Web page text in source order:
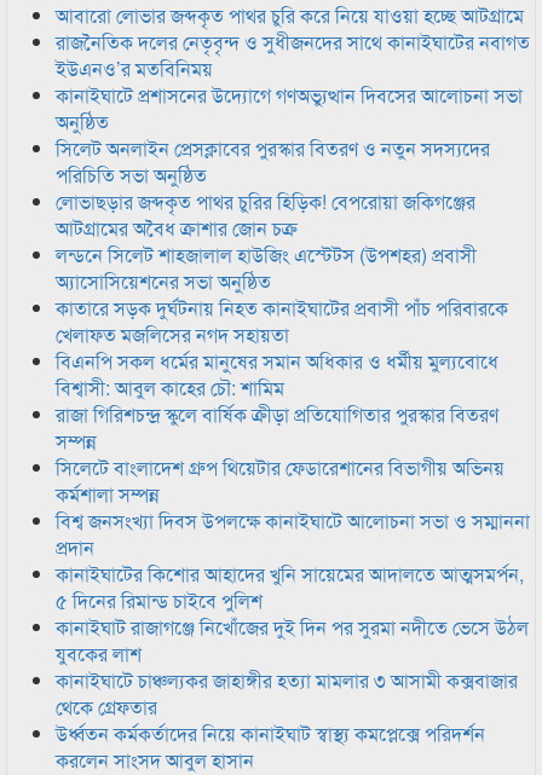
আবারো লোভার জব্দকৃত পাথর চুরি করে নিয়ে যাওয়া হচ্ছে আটগ্রামে
রাজনৈতিক দলের নেতৃবৃন্দ ও সুধীজনদের সাথে কানাইঘাটের নবাগত
ইউএনও’র মতবিনিময়
কানাইঘাটে প্রশাসনের উদ্যোগে গণঅভ্যুত্থান দিবসের আলোচনা সভা
অনুষ্ঠিত
সিলেট অনলাইন প্রেসক্লাবের পুরস্কার বিতরণ ও নতুন সদস্যদের
পরিচিতি সভা অনুষ্ঠিত
লোভাছড়ার জব্দকৃত পাথর চুরির হিড়িক! বেপরোয়া জকিগঞ্জের
আটগ্রামের অবৈধ ক্রাশার জোন চক্র
লন্ডনে সিলেট শাহজালাল হাউজিং এস্টেটস (উপশহর) প্রবাসী
অ্যাসোসিয়েশনের সভা অনুষ্ঠিত
কাতারে সড়ক দুর্ঘটনায় নিহত কানাইঘাটের প্রবাসী পাঁচ পরিবারকে
খেলাফত মজলিসের নগদ সহায়তা
বিএনপি সকল ধর্মের মানুষের সমান অধিকার ও ধর্মীয় মুল্যবোধে
বিশ্বাসী: আবুল কাহের চৌ: শামিম
রাজা গিরিশচন্দ্র স্কুলে বার্ষিক ক্রীড়া প্রতিযোগিতার পুরস্কার বিতরণ
সম্পন্ন
সিলেটে বাংলাদেশ গ্রুপ থিয়েটার ফেডারেশানের বিভাগীয় অভিনয়
কর্মশালা সম্পন্ন
বিশ্ব জনসংখ্যা দিবস উপলক্ষে কানাইঘাটে আলোচনা সভা ও সম্মাননা
প্রদান
কানাইঘাটের কিশোর আহাদের খুনি সায়েমের আদালতে আত্মসমর্পন,
৫ দিনের রিমান্ড চাইবে পুলিশ
কানাইঘাট রাজাগঞ্জে নিখোঁজের দুই দিন পর সুরমা নদীতে ভেসে উঠল
যুবকের লাশ
কানাইঘাটে চাঞ্চল্যকর জাহাঙ্গীর হত্যা মামলার ৩ আসামী কক্সবাজার
থেকে গ্রেফতার
উর্ধ্বতন কর্মকর্তাদের নিয়ে কানাইঘাট স্বাস্থ্য কমপ্লেক্সে পরিদর্শন
করলেন সাংসদ আবুল হাসান